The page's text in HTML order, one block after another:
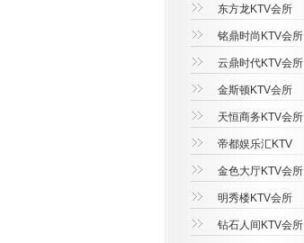
东方龙KTV会所
铭鼎时尚KTV会所
云鼎时代KTV会所
金斯顿KTV会所
天恒商务KTV会所
帝都娱乐汇KTV
金色大厅KTV会所
明秀楼KTV会所
钻石人间KTV会所